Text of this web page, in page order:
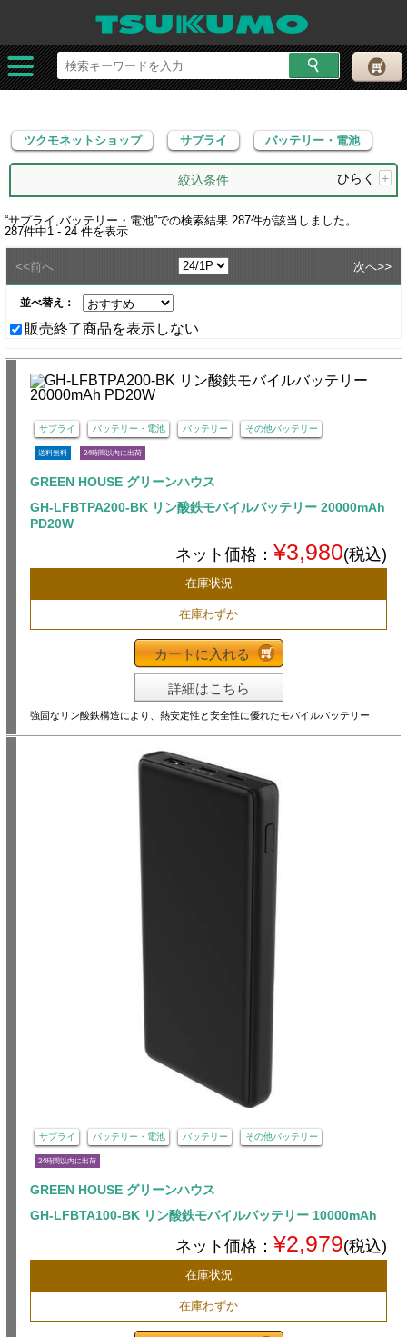
ツクモネットショップ サプライ バッテリー・電池
ツクモネットショップ サプライ バッテリー・電池
絞込条件 ひらく +
“サプライ,バッテリー・電池”での検索結果 287件が該当しました。
287件中1 - 24 件を表示
<<前へ 次へ>>
並べ替え：
販売終了商品を表示しない
サプライ バッテリー・電池 バッテリー その他バッテリー
送料無料 24時間以内に出荷
GREEN HOUSE グリーンハウス
GH-LFBTPA200-BK リン酸鉄モバイルバッテリー 20000mAh
PD20W
ネット価格： ¥3,980(税込)
在庫状況
在庫わずか
カートに入れる
詳細はこちら
強固なリン酸鉄構造により、熱安定性と安全性に優れたモバイルバッテリー
サプライ バッテリー・電池 バッテリー その他バッテリー
24時間以内に出荷
GREEN HOUSE グリーンハウス
GH-LFBTA100-BK リン酸鉄モバイルバッテリー 10000mAh
ネット価格： ¥2,979(税込)
在庫状況
在庫わずか